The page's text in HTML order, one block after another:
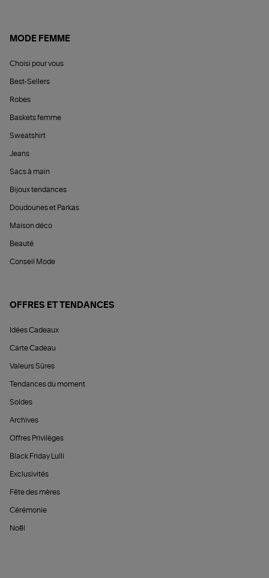
MODE FEMME
Choisi pour vous
Best-Sellers
Robes
Baskets femme
Sweatshirt
Jeans
Sacs à main
Bijoux tendances
Doudounes et Parkas
Maison déco
Beauté
Conseil Mode
OFFRES ET TENDANCES
Idées Cadeaux
Carte Cadeau
Valeurs Sûres
Tendances du moment
Soldes
Archives
Offres Privilèges
Black Friday Lulli
Exclusivités
Fête des mères
Cérémonie
Noël